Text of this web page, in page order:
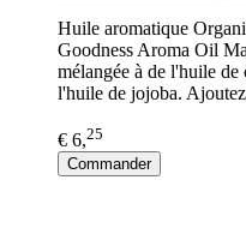
Huile aromatique
Goodness Aroma Oil
mélangée à de l'huile
l'huile de jojoba.
€ 6,25
Commander